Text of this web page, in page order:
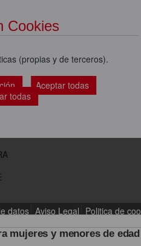
mujeres y menores de edad